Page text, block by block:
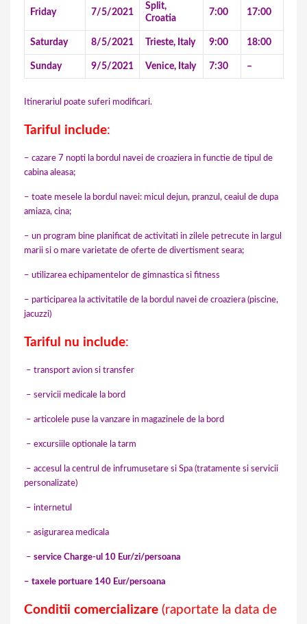
Friday 7/5/2021
Split,
Croatia
7:00 17:00
Saturday 8/5/2021 Trieste, Italy 9:00 18:00
Sunday 9/5/2021 Venice, Italy 7:30 –
Itinerariul poate suferi modificari.
Tariful include:
– cazare 7 nopti la bordul navei de croaziera in functie de tipul de
cabina aleasa;
– toate mesele la bordul navei: micul dejun, pranzul, ceaiul de dupa
amiaza, cina;
– un program bine planificat de activitati in zilele petrecute in largul
marii si o mare varietate de oferte de divertisment seara;
– utilizarea echipamentelor de gimnastica si fitness
– participarea la activitatile de la bordul navei de croaziera (piscine,
jacuzzi)
Tariful nu include:
– transport avion si transfer
– servicii medicale la bord
– articolele puse la vanzare in magazinele de la bord
– excursiile optionale la tarm
– accesul la centrul de infrumusetare si Spa (tratamente si servicii
personalizate)
– internetul
– asigurarea medicala
– service Charge-ul 10 Eur/zi/persoana
– taxele portuare 140 Eur/persoana
Conditii comercializare (raportate la data de